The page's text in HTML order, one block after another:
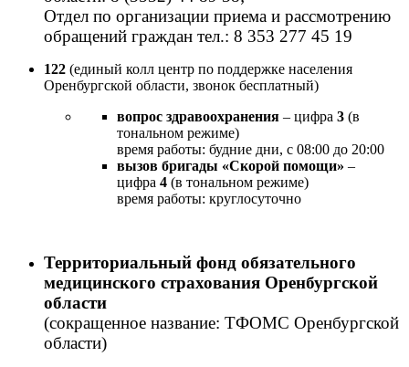
Отдел по организации приема и рассмотрению
обращений граждан тел.: 8 353 277 45 19
122 (единый колл центр по поддержке населения
Оренбургской области, звонок бесплатный)
вопрос здравоохранения – цифра 3 (в
тональном режиме)
время работы: будние дни, с 08:00 до 20:00
вызов бригады «Скорой помощи» –
цифра 4 (в тональном режиме)
время работы: круглосуточно
Территориальный фонд обязательного
медицинского страхования Оренбургской
области
(сокращенное название: ТФОМС Оренбургской
области)